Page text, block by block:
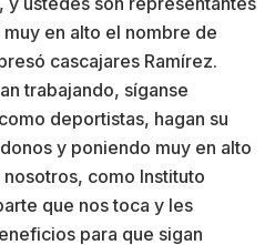
en alto el nombre de
cascajares Ramírez.
trabajando, síganse
deportistas, hagan su
y poniendo muy en alto
como Instituto
que nos toca y les
para que sigan